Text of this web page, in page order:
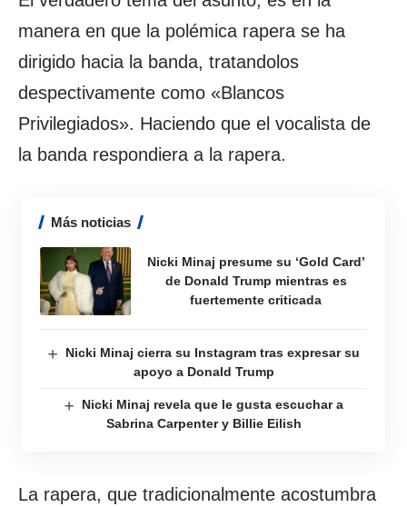
manera en que la polémica rapera se ha
dirigido hacia la banda, tratandolos
despectivamente como «Blancos
Privilegiados». Haciendo que el vocalista de
la banda respondiera a la rapera.
Más noticias
Nicki Minaj presume su ‘Gold Card’
de Donald Trump mientras es
fuertemente criticada
Nicki Minaj cierra su Instagram tras expresar su
apoyo a Donald Trump
Nicki Minaj revela que le gusta escuchar a
Sabrina Carpenter y Billie Eilish
La rapera, que tradicionalmente acostumbra